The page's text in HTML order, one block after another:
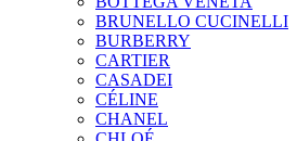
BRUNELLO CUCINELLI
BURBERRY
CARTIER
CASADEI
CÉLINE
CHANEL